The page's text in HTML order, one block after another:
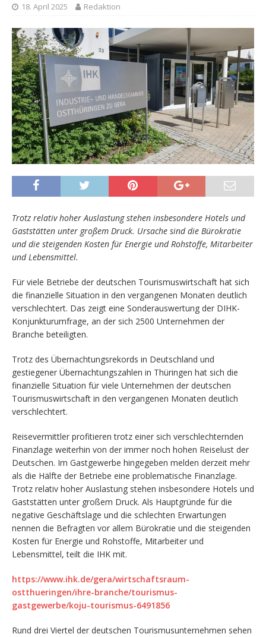
18. April 2025 Redaktion
Trotz relativ hoher Auslastung stehen insbesondere Hotels und
Gaststätten unter großem Druck. Ursache sind die Bürokratie
und die steigenden Kosten für Energie und Rohstoffe, Mitarbeiter
und Lebensmittel.
Für viele Betriebe der deutschen Tourismuswirtschaft hat sich
die finanzielle Situation in den vergangenen Monaten deutlich
verschlechtert. Das zeigt eine Sonderauswertung der DIHK-
Konjunkturumfrage, an der sich 2500 Unternehmen der
Branche beteiligten.
Trotz des Übernachtungsrekords in Deutschland und
gestiegener Übernachtungszahlen in Thüringen hat sich die
finanzielle Situation für viele Unternehmen der deutschen
Tourismuswirtschaft in den vergangenen Monaten deutlich
verschlechtert.
Reisevermittler profitieren trotz einer sich verschlechternden
Finanzlage weiterhin von der immer noch hohen Reiselust der
Deutschen. Im Gastgewerbe hingegeben melden derzeit mehr
als die Hälfte der Betriebe eine problematische Finanzlage.
Trotz relativ hoher Auslastung stehen insbesondere Hotels und
Gaststätten unter großem Druck. Als Hauptgründe für die
negative Geschäftslage und die schlechten Erwartungen
nennen die Befragten vor allem Bürokratie und die steigenden
Kosten für Energie und Rohstoffe, Mitarbeiter und
Lebensmittel, teilt die IHK mit.
https://www.ihk.de/gera/wirtschaftsraum-
ostthueringen/ihre-branche/tourismus-
gastgewerbe/koju-tourismus-6491856
Rund drei Viertel der deutschen Tourismusunternehmen sehen